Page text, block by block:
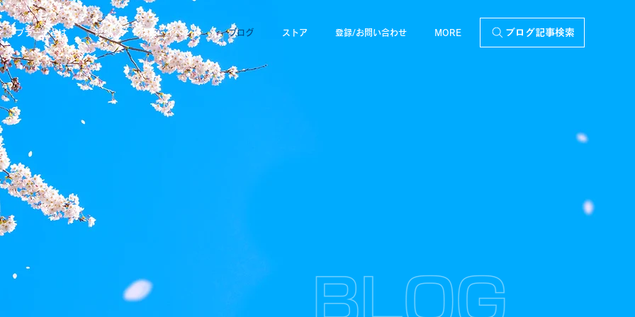
プラーナとは 瞑想 講座・イベント ブログ ストア 登録/お問い合わせ MORE ブログ記事検索